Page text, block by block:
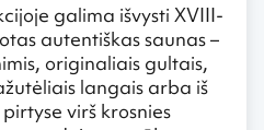
galima išvysti XVIII-
autentiškas saunas –
originaliais gultais,
langais arba iš
virš krosnies